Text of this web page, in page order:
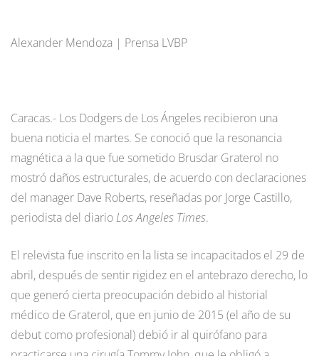
Alexander Mendoza | Prensa LVBP
Caracas.- Los Dodgers de Los Ángeles recibieron una
buena noticia el martes. Se conoció que la resonancia
magnética a la que fue sometido Brusdar Graterol no
mostró daños estructurales, de acuerdo con declaraciones
del manager Dave Roberts, reseñadas por Jorge Castillo,
periodista del diario Los Angeles Times.
El relevista fue inscrito en la lista se incapacitados el 29 de
abril, después de sentir rigidez en el antebrazo derecho, lo
que generó cierta preocupación debido al historial
médico de Graterol, que en junio de 2015 (el año de su
debut como profesional) debió ir al quirófano para